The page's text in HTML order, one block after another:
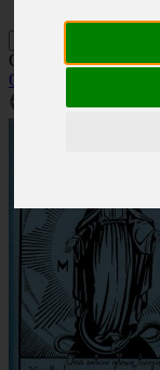
Okładka: RN 9/1935
Okładki